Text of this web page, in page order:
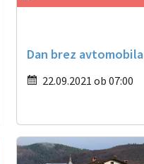
Dan brez avtomobila
22.09.2021 ob 07:00